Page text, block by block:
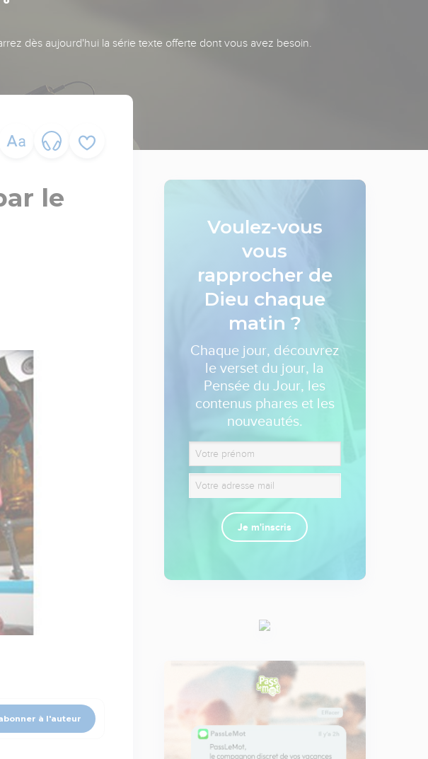
dès aujourd'hui la série texte offerte dont vous avez besoin.
le
à l'auteur
Voulez-vous
vous
rapprocher de
Dieu chaque
matin ?
Chaque jour, découvrez
le verset du jour, la
Pensée du Jour, les
contenus phares et les
nouveautés.
Je m'inscris